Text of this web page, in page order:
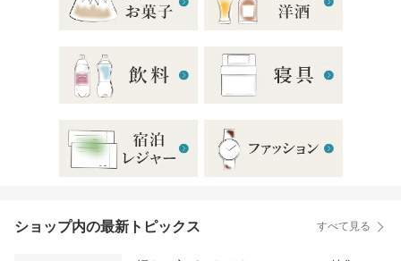
ショップ内の最新トピックス すべて見る